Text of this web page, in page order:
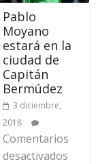
Pablo
Moyano
estará en la
ciudad de
Capitán
Bermúdez
3 diciembre,
2018
Comentarios
desactivados